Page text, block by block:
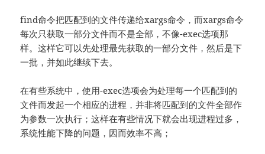
find命令把匹配到的文件传递给xargs命令，而xargs命令
每次只获取一部分文件而不是全部，不像-exec选项那
样。这样它可以先处理最先获取的一部分文件，然后是下
一批，并如此继续下去。
在有些系统中，使用-exec选项会为处理每一个匹配到的
文件而发起一个相应的进程，并非将匹配到的文件全部作
为参数一次执行；这样在有些情况下就会出现进程过多，
系统性能下降的问题，因而效率不高；